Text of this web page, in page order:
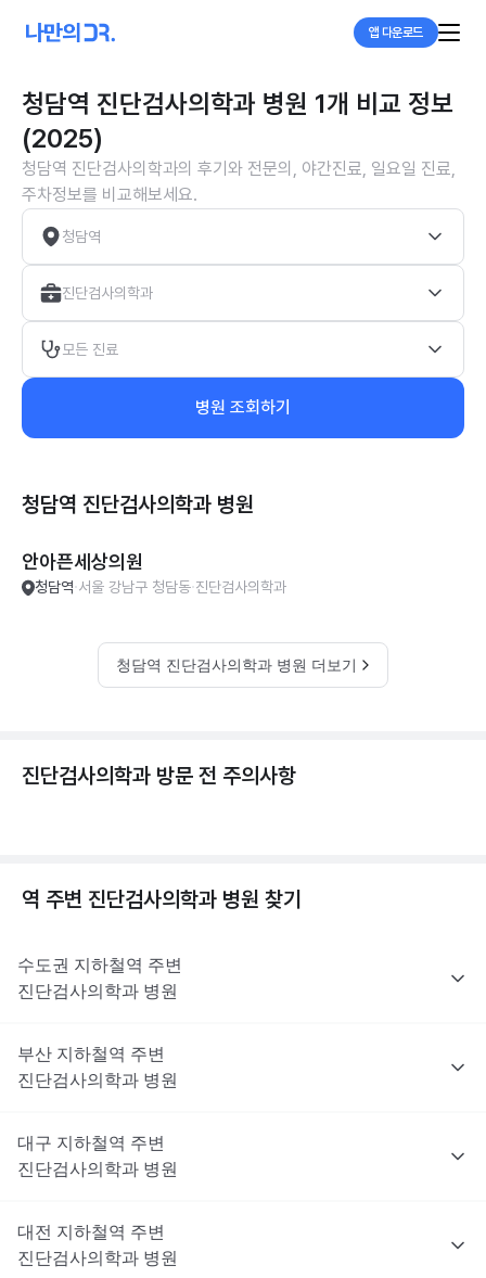
앱 다운로드
청담역 진단검사의학과 병원 1개 비교 정보
(2025)
청담역 진단검사의학과의 후기와 전문의, 야간진료, 일요일 진료,
주차정보를 비교해보세요.
청담역
진단검사의학과
모든 진료
병원 조회하기
청담역 진단검사의학과 병원
안아픈세상의원
청담역 서울 강남구 청담동 진단검사의학과
청담역 진단검사의학과 병원 더보기
진단검사의학과 방문 전 주의사항
역 주변 진단검사의학과 병원 찾기
수도권 지하철역 주변
진단검사의학과 병원
부산 지하철역 주변
진단검사의학과 병원
대구 지하철역 주변
진단검사의학과 병원
대전 지하철역 주변
진단검사의학과 병원